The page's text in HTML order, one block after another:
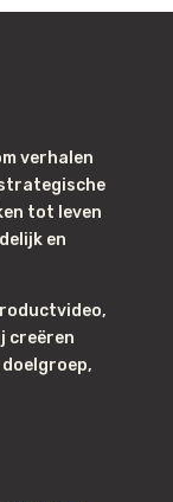
verhalen
strategische
tot leven
en
creëren